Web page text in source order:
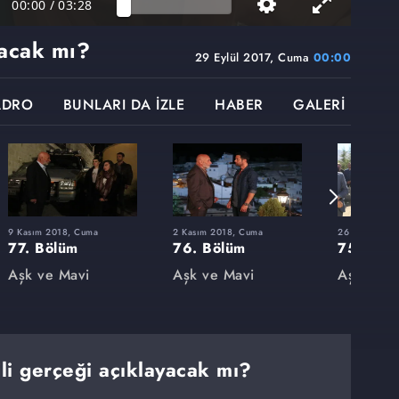
00:00 / 03:28
29 Eylül 2017, Cuma 00:00
mı?
BUNLARI DA İZLE HABER GALERİ
9 Kasım 2018, Cuma
77. Bölüm
Aşk ve Mavi
2 Kasım 2018, Cuma
76. Bölüm
Aşk ve Mavi
26 Ekim 2018,
75. Bölüm
Aşk ve
açıklayacak mı?